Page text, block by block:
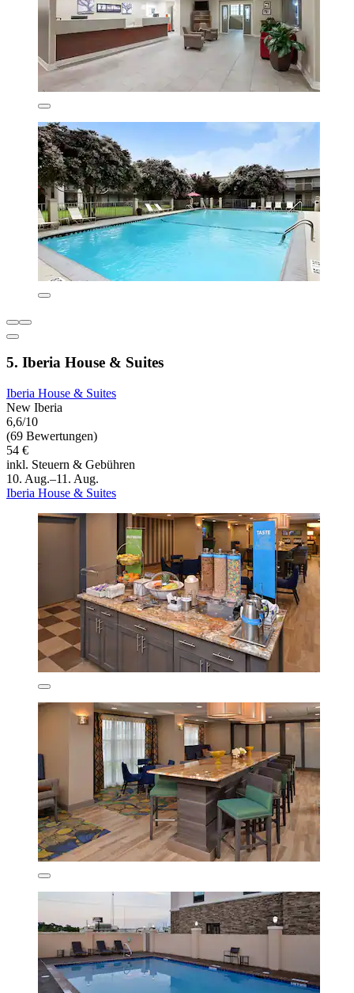
5. Iberia House & Suites
Iberia House & Suites
New Iberia
6,6/10
(69 Bewertungen)
54 €
inkl. Steuern & Gebühren
10. Aug.–11. Aug.
Iberia House & Suites